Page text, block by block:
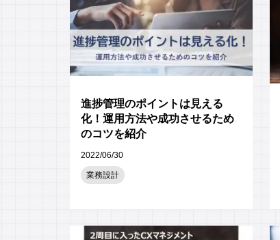
進捗管理のポイントは見える
化！運用方法や成功させるため
のコツを紹介
2022/06/30
業務設計